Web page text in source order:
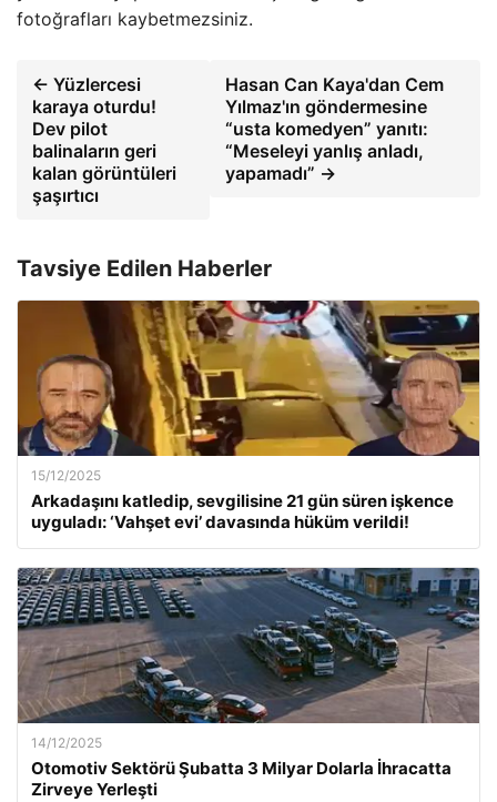
fotoğrafları kaybetmezsiniz.
← Yüzlercesi
karaya oturdu!
Dev pilot
balinaların geri
kalan görüntüleri
şaşırtıcı
Hasan Can Kaya'dan Cem
Yılmaz'ın göndermesine
“usta komedyen” yanıtı:
“Meseleyi yanlış anladı,
yapamadı” →
Tavsiye Edilen Haberler
15/12/2025
Arkadaşını katledip, sevgilisine 21 gün süren işkence
uyguladı: ‘Vahşet evi’ davasında hüküm verildi!
14/12/2025
Otomotiv Sektörü Şubatta 3 Milyar Dolarla İhracatta
Zirveye Yerleşti